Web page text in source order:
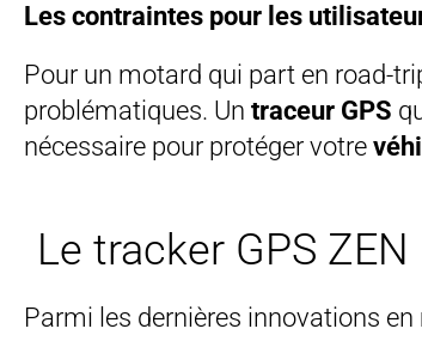
Les contraintes pour les
Pour un motard qui part en road-
problématiques. Un traceur GPS
nécessaire pour protéger votre
Le tracker GPS
Parmi les dernières innovations